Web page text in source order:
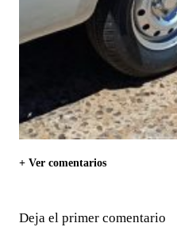
+ Ver comentarios
Deja el primer comentario